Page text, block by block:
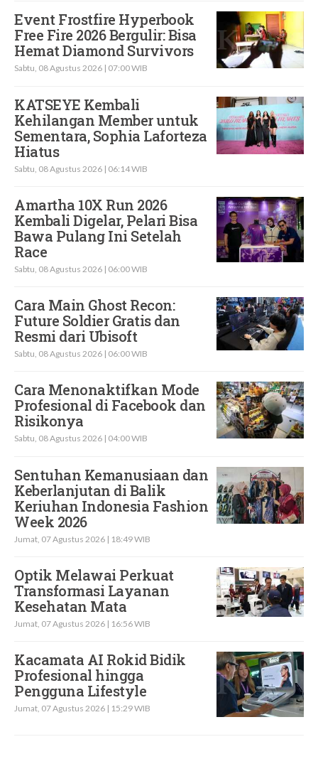
Event Frostfire Hyperbook
Free Fire 2026 Bergulir: Bisa
Hemat Diamond Survivors
Sabtu, 08 Agustus 2026 | 07:00 WIB
KATSEYE Kembali
Kehilangan Member untuk
Sementara, Sophia Laforteza
Hiatus
Sabtu, 08 Agustus 2026 | 06:14 WIB
Amartha 10X Run 2026
Kembali Digelar, Pelari Bisa
Bawa Pulang Ini Setelah
Race
Sabtu, 08 Agustus 2026 | 06:00 WIB
Cara Main Ghost Recon:
Future Soldier Gratis dan
Resmi dari Ubisoft
Sabtu, 08 Agustus 2026 | 06:00 WIB
Cara Menonaktifkan Mode
Profesional di Facebook dan
Risikonya
Sabtu, 08 Agustus 2026 | 04:00 WIB
Sentuhan Kemanusiaan dan
Keberlanjutan di Balik
Keriuhan Indonesia Fashion
Week 2026
Jumat, 07 Agustus 2026 | 18:49 WIB
Optik Melawai Perkuat
Transformasi Layanan
Kesehatan Mata
Jumat, 07 Agustus 2026 | 16:56 WIB
Kacamata AI Rokid Bidik
Profesional hingga
Pengguna Lifestyle
Jumat, 07 Agustus 2026 | 15:29 WIB